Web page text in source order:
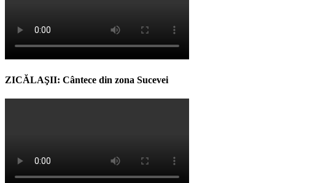
ZICĂLAŞII: Cântece din zona Sucevei